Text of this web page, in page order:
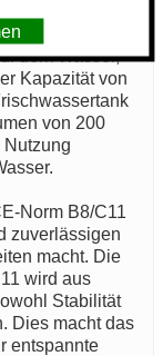
eine optimale
dem Wasser,
Kapazität von
von 200
Nutzung
Norm B8/C11
zuverlässigen
macht. Die
wird aus
Stabilität
Dies macht das
entspannte